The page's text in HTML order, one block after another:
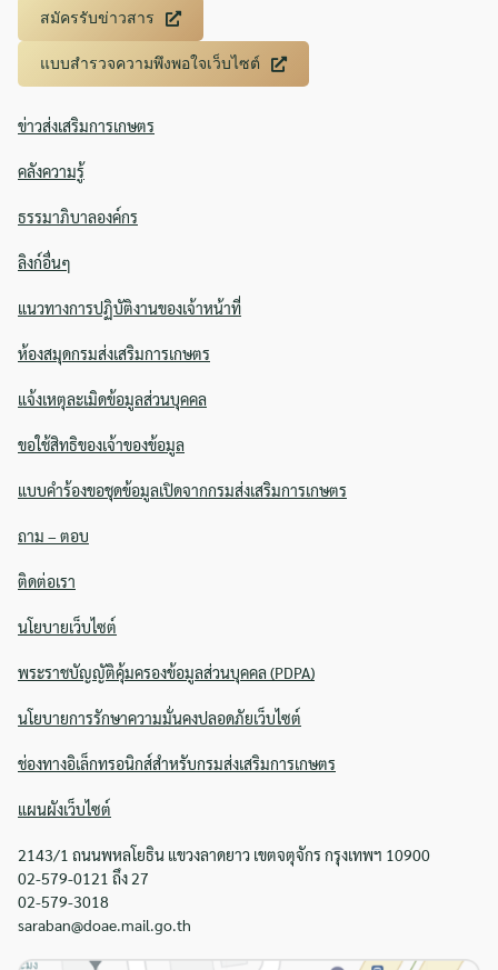
สมัครรับข่าวสาร
แบบสำรวจความพึงพอใจเว็บไซต์
ข่าวส่งเสริมการเกษตร
คลังความรู้
ธรรมาภิบาลองค์กร
ลิงก์อื่นๆ
แนวทางการปฏิบัติงานของเจ้าหน้าที่
ห้องสมุดกรมส่งเสริมการเกษตร
แจ้งเหตุละเมิดข้อมูลส่วนบุคคล
ขอใช้สิทธิของเจ้าของข้อมูล
แบบคำร้องขอชุดข้อมูลเปิดจากกรมส่งเสริมการเกษตร
ถาม – ตอบ
ติดต่อเรา
นโยบายเว็บไซต์
พระราชบัญญัติคุ้มครองข้อมูลส่วนบุคคล (PDPA)
นโยบายการรักษาความมั่นคงปลอดภัยเว็บไซต์
ช่องทางอิเล็กทรอนิกส์สำหรับกรมส่งเสริมการเกษตร
แผนผังเว็บไซต์
2143/1 ถนนพหลโยธิน แขวงลาดยาว เขตจตุจักร กรุงเทพฯ 10900
02-579-0121 ถึง 27
02-579-3018
saraban@doae.mail.go.th